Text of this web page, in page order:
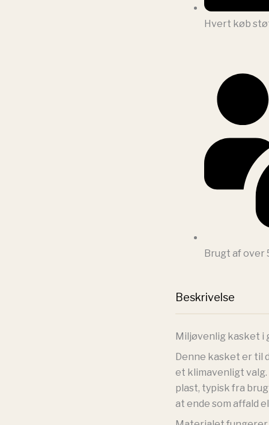
Hvert køb
Brugt af over
Beskrivelse
Miljøvenlig kasket i
Denne kasket er til
et klimavenligt
plast, typisk fra
at ende som affald